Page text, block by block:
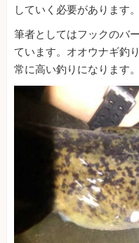
していく必要があります。
筆者としてはフックのバ
ています。オオウナギ釣
常に高い釣りになります。